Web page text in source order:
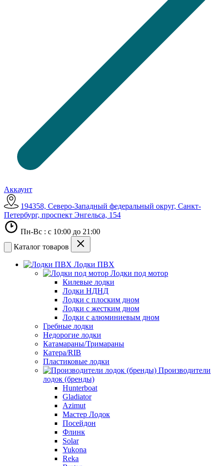
Аккаунт
194358, Северо-Западный федеральный округ, Санкт-
Петербург, проспект Энгельса, 154
Пн-Вс : с 10:00 до 21:00
Каталог товаров
Лодки ПВХ
Лодки под мотор
Килевые лодки
Лодки НДНД
Лодки с плоским дном
Лодки с жестким дном
Лодки с алюминиевым дном
Гребные лодки
Недорогие лодки
Катамараны/Тримараны
Катера/RIB
Пластиковые лодки
Производители
лодок (бренды)
Hunterboat
Gladiator
Azimut
Мастер Лодок
Посейдон
Флинк
Solar
Yukona
Reka